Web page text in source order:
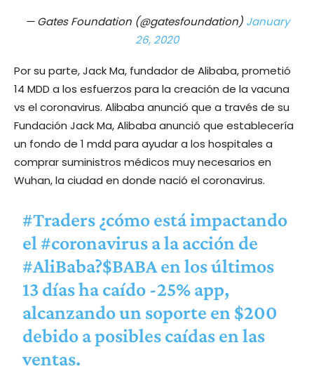
— Gates Foundation (@gatesfoundation) January
26, 2020
Por su parte, Jack Ma, fundador de Alibaba, prometió
14 MDD a los esfuerzos para la creación de la vacuna
vs el coronavirus. Alibaba anunció que a través de su
Fundación Jack Ma, Alibaba anunció que establecería
un fondo de 1 mdd para ayudar a los hospitales a
comprar suministros médicos muy necesarios en
Wuhan, la ciudad en donde nació el coronavirus.
#Traders ¿cómo está impactando
el #coronavirusa la acción de
#AliBaba?$BABAen los últimos
13 días ha caído -25% app,
alcanzando un soporte en $200
debido a posibles caídas en las
ventas.